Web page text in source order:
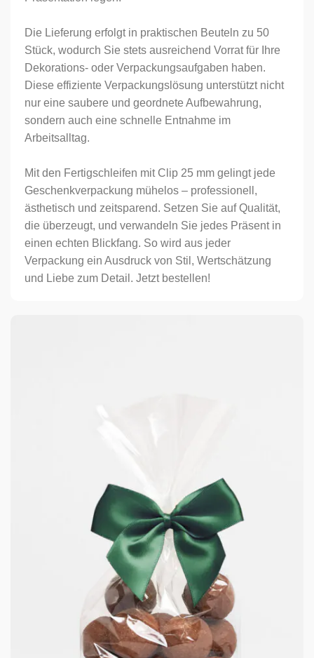
Die Lieferung erfolgt in praktischen Beuteln zu 50
Stück, wodurch Sie stets ausreichend Vorrat für Ihre
Dekorations- oder Verpackungsaufgaben haben.
Diese effiziente Verpackungslösung unterstützt nicht
nur eine saubere und geordnete Aufbewahrung,
sondern auch eine schnelle Entnahme im
Arbeitsalltag.
Mit den Fertigschleifen mit Clip 25 mm gelingt jede
Geschenkverpackung mühelos – professionell,
ästhetisch und zeitsparend. Setzen Sie auf Qualität,
die überzeugt, und verwandeln Sie jedes Präsent in
einen echten Blickfang. So wird aus jeder
Verpackung ein Ausdruck von Stil, Wertschätzung
und Liebe zum Detail. Jetzt bestellen!